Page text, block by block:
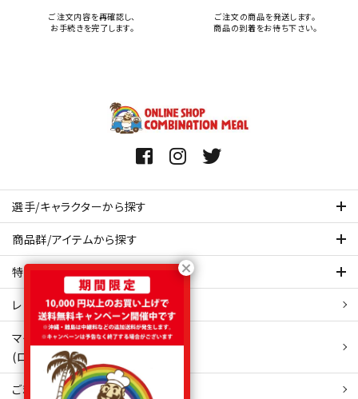
ご注文内容を再確認し、
お手続きを完了します。
ご注文の商品を発送します。
商品の到着をお待ち下さい。
選手/キャラクターから探す
商品群/アイテムから探す
特集ページを見てみる
レビュー・口コミ 一覧ページ
マイアカウント
(ログイン/新規会員登録)
ご利用ガイド